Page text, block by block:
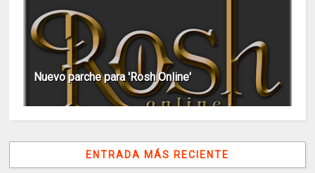
Nuevo parche para 'Rosh Online'
ENTRADA MÁS RECIENTE